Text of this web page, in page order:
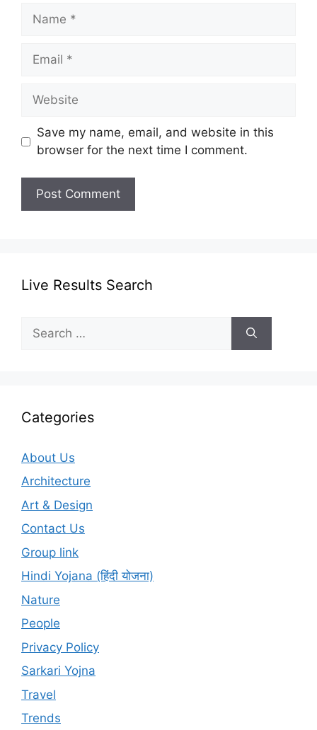
Name
Email
Website
Save my name, email, and website in this
browser for the next time I comment.
Live Results Search
for:
Categories
About Us
Architecture
Art & Design
Contact Us
Group link
Hindi Yojana (हिंदी योजना)
Nature
People
Privacy Policy
Sarkari Yojna
Travel
Trends